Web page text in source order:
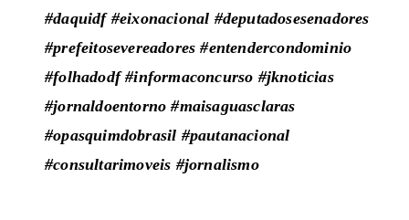
#daquidf #eixonacional #deputadosesenadores
#prefeitosevereadores #entendercondominio
#folhadodf #informaconcurso #jknoticias
#jornaldoentorno #maisaguasclaras
#opasquimdobrasil #pautanacional
#consultarimoveis #jornalismo